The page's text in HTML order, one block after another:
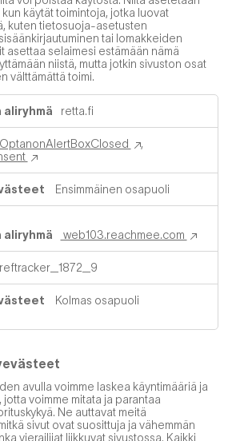
käytät toimintoja, jotka luovat
kuten tietosuoja-asetusten
tai lomakkeiden
asettaa selaimesi estämään nämä
niistä, mutta jotkin sivuston osat
välttämättä toimi.
retta.fi
OptanonAlertBoxClosed
,
Ensimmäinen osapuoli
web103.reachmee.com
reftracker_1872_9
Kolmas osapuoli
avulla voimme laskea käyntimääriä ja
jotta voimme mitata ja parantaa
Ne auttavat meitä
sivut ovat suosittuja ja vähemmän
vierailijat liikkuvat sivustossa. Kaikki